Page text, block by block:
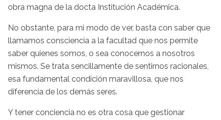
obra magna de la docta Institución Académica.
No obstante, para mi modo de ver, basta con saber que
llamamos consciencia a la facultad que nos permite
saber quienes somos, o sea conocernos a nosotros
mismos. Se trata sencillamente de sentirnos racionales,
esa fundamental condición maravillosa, que nos
diferencia de los demás seres.
Y tener conciencia no es otra cosa que gestionar